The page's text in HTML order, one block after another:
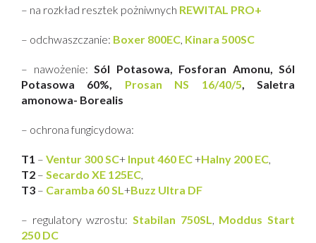
– na rozkład resztek pożniwnych REWITAL PRO+
– odchwaszczanie: Boxer 800EC, Kinara 500SC
– nawożenie: Sól Potasowa, Fosforan Amonu, Sól
Potasowa 60%, Prosan NS 16/40/5, Saletra
amonowa- Borealis
– ochrona fungicydowa:
T1 – Ventur 300 SC+ Input 460 EC+Halny 200 EC,
T2 – Secardo XE 125EC,
T3 – Caramba 60 SL+Buzz Ultra DF
– regulatory wzrostu: Stabilan 750SL, Moddus Start
250 DC